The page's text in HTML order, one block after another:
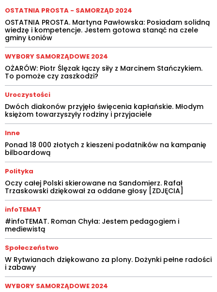
OSTATNIA PROSTA - SAMORZĄD 2024
OSTATNIA PROSTA. Martyna Pawłowska: Posiadam solidną
wiedzę i kompetencje. Jestem gotowa stanąć na czele
gminy Łoniów
WYBORY SAMORZĄDOWE 2024
OŻARÓW: Piotr Ślęzak łączy siły z Marcinem Stańczykiem.
To pomoże czy zaszkodzi?
Uroczystości
Dwóch diakonów przyjęło święcenia kapłańskie. Młodym
księżom towarzyszyły rodziny i przyjaciele
Inne
Ponad 18 000 złotych z kieszeni podatników na kampanię
bilboardową
Polityka
Oczy całej Polski skierowane na Sandomierz. Rafał
Trzaskowski dziękował za oddane głosy [ZDJĘCIA]
infoTEMAT
#infoTEMAT. Roman Chyła: Jestem pedagogiem i
mediewistą
Społeczeństwo
W Rytwianach dziękowano za plony. Dożynki pełne radości
i zabawy
WYBORY SAMORZĄDOWE 2024